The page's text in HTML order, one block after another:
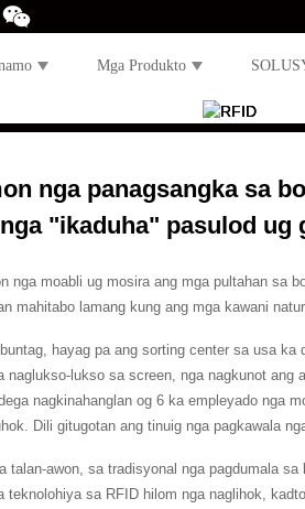
Mga Produkto
nga panagsangka sa
"ikaduha" pasulod ug
nga moabli ug mosira ang mga pultahan sa
mahitabo lamang kung ang mga kawani
hayag pa ang sorting center sa usa
naglukso-lukso sa screen, nga nagkunot
nagkinahanglan og 6 ka empleyado nga
Dili gitugotan ang tinuig nga pagkawala
talan-awon, sa tradisyonal nga pagdumala
teknolohiya sa RFID hilom nga naglihok,